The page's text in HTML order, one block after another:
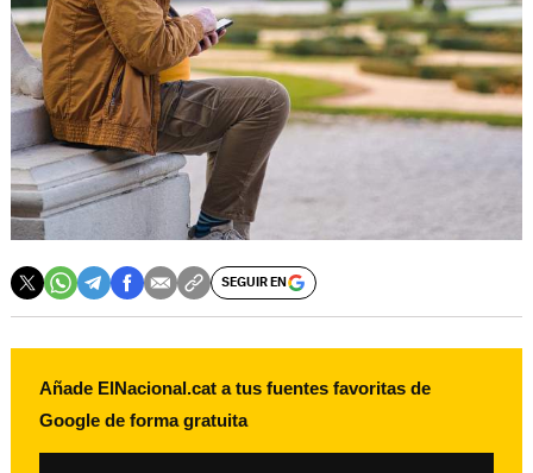
SEGUIR EN
Añade ElNacional.cat a tus fuentes favoritas de
Google de forma gratuita